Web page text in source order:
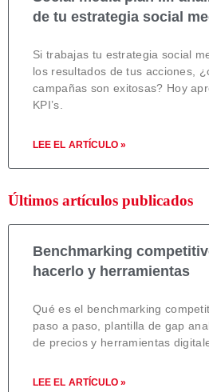
de tu estrategia social
Si trabajas tu estrategia social
los resultados de tus acciones,
campañas son exitosas? Hoy
KPI’s.
LEE EL ARTÍCULO »
Últimos artículos publicados
Benchmarking
hacerlo y herramientas
Qué es el benchmarking
paso a paso, plantilla de gap
de precios y herramientas
LEE EL ARTÍCULO »